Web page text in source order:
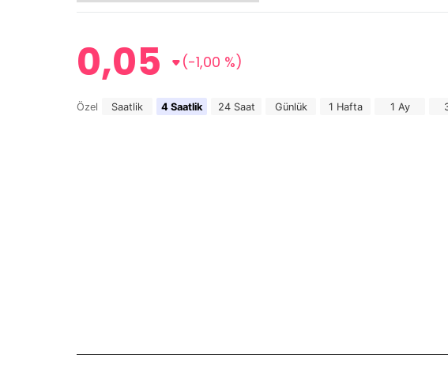
0,05 (-1,00 %)
Özel Saatlik 4 Saatlik 24 Saat Günlük 1 Hafta 1 Ay